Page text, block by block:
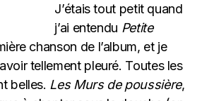
J’étais tout petit quand
j’ai entendu Petite
chanson de l’album, et je
tellement pleuré. Toutes les
belles. Les Murs de poussière,